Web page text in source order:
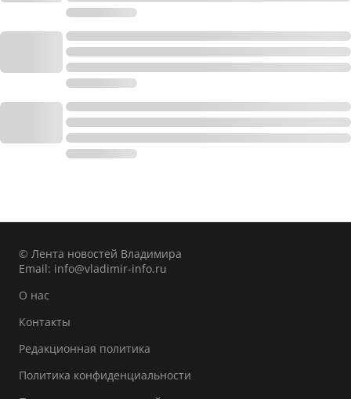
© Лента новостей Владимира
Email: info@vladimir-info.ru
О нас
Контакты
Редакционная политика
Политика конфиденциальности